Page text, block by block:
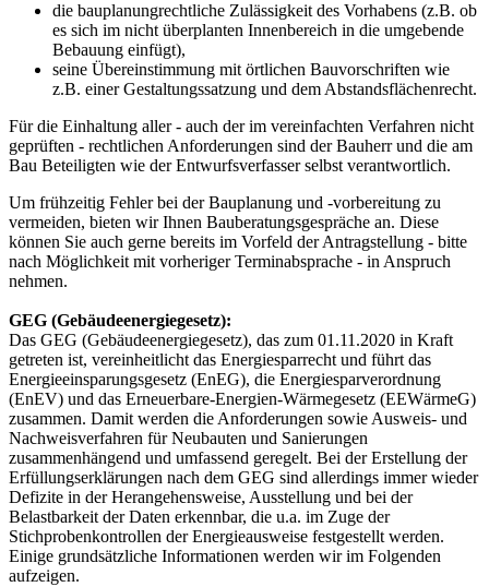
die bauplanungrechtliche Zulässigkeit des Vorhabens (z.B. ob
es sich im nicht überplanten Innenbereich in die umgebende
Bebauung einfügt),
seine Übereinstimmung mit örtlichen Bauvorschriften wie
z.B. einer Gestaltungssatzung und dem Abstandsflächenrecht.
Für die Einhaltung aller - auch der im vereinfachten Verfahren nicht
geprüften - rechtlichen Anforderungen sind der Bauherr und die am
Bau Beteiligten wie der Entwurfsverfasser selbst verantwortlich.
Um frühzeitig Fehler bei der Bauplanung und -vorbereitung zu
vermeiden, bieten wir Ihnen Bauberatungsgespräche an. Diese
können Sie auch gerne bereits im Vorfeld der Antragstellung - bitte
nach Möglichkeit mit vorheriger Terminabsprache - in Anspruch
nehmen.
GEG (Gebäudeenergiegesetz):
Das GEG (Gebäudeenergiegesetz), das zum 01.11.2020 in Kraft
getreten ist, vereinheitlicht das Energiesparrecht und führt das
Energieeinsparungsgesetz (EnEG), die Energiesparverordnung
(EnEV) und das Erneuerbare-Energien-Wärmegesetz (EEWärmeG)
zusammen. Damit werden die Anforderungen sowie Ausweis- und
Nachweisverfahren für Neubauten und Sanierungen
zusammenhängend und umfassend geregelt. Bei der Erstellung der
Erfüllungserklärungen nach dem GEG sind allerdings immer wieder
Defizite in der Herangehensweise, Ausstellung und bei der
Belastbarkeit der Daten erkennbar, die u.a. im Zuge der
Stichprobenkontrollen der Energieausweise festgestellt werden.
Einige grundsätzliche Informationen werden wir im Folgenden
aufzeigen.